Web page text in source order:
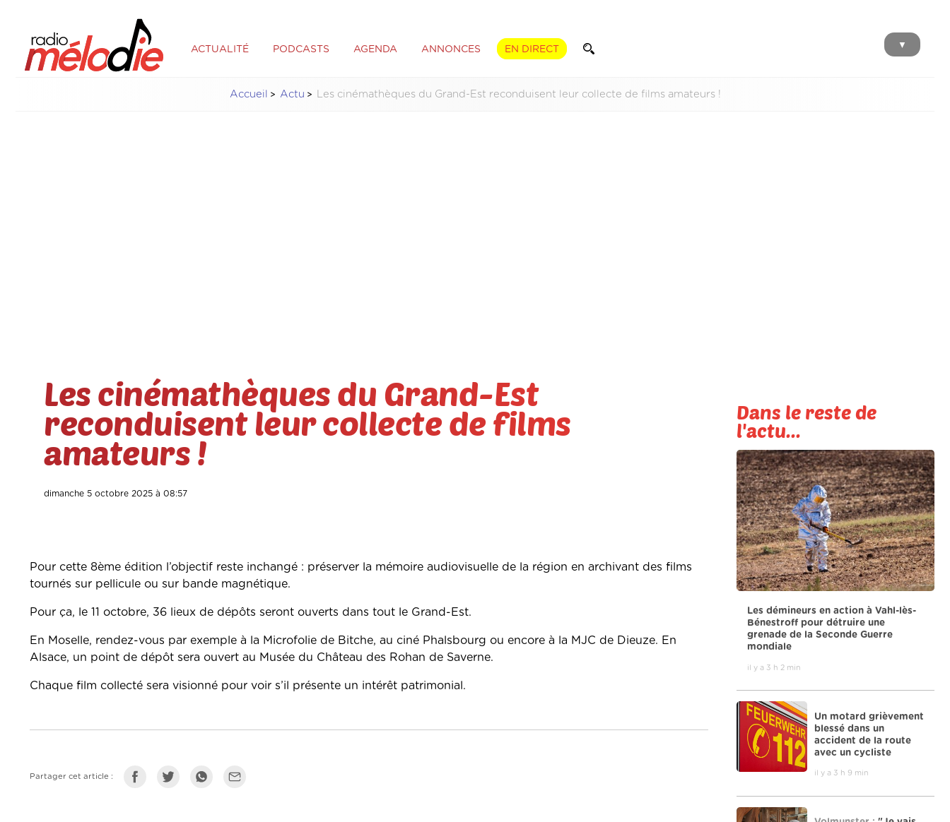
ACTUALITÉ PODCASTS AGENDA ANNONCES EN DIRECT ▼
Accueil Actu Les cinémathèques du Grand-Est reconduisent leur collecte de films amateurs !
Les cinémathèques du Grand-Est
reconduisent leur collecte de films
amateurs !
dimanche 5 octobre 2025 à 08:57
Pour cette 8ème édition l’objectif reste inchangé : préserver la mémoire audiovisuelle de la région en archivant des films
tournés sur pellicule ou sur bande magnétique.
Pour ça, le 11 octobre, 36 lieux de dépôts seront ouverts dans tout le Grand-Est.
En Moselle, rendez-vous par exemple à la Microfolie de Bitche, au ciné Phalsbourg ou encore à la MJC de Dieuze. En
Alsace, un point de dépôt sera ouvert au Musée du Château des Rohan de Saverne.
Chaque film collecté sera visionné pour voir s’il présente un intérêt patrimonial.
Partager cet article :
Dans le reste de
l'actu...
Les démineurs en action à Vahl-lès-
Bénestroff pour détruire une
grenade de la Seconde Guerre
mondiale
il y a 3 h 2 min
Un motard grièvement
blessé dans un
accident de la route
avec un cycliste
il y a 3 h 9 min